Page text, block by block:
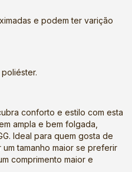
e podem ter varição
conforto e estilo com esta
ampla e bem folgada,
Ideal para quem gosta de
tamanho maior se preferir
comprimento maior e